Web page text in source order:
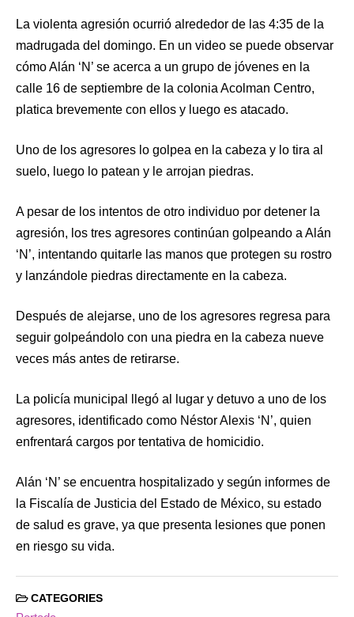
La violenta agresión ocurrió alrededor de las 4:35 de la
madrugada del domingo. En un video se puede observar
cómo Alán ‘N’ se acerca a un grupo de jóvenes en la
calle 16 de septiembre de la colonia Acolman Centro,
platica brevemente con ellos y luego es atacado.
Uno de los agresores lo golpea en la cabeza y lo tira al
suelo, luego lo patean y le arrojan piedras.
A pesar de los intentos de otro individuo por detener la
agresión, los tres agresores continúan golpeando a Alán
‘N’, intentando quitarle las manos que protegen su rostro
y lanzándole piedras directamente en la cabeza.
Después de alejarse, uno de los agresores regresa para
seguir golpeándolo con una piedra en la cabeza nueve
veces más antes de retirarse.
La policía municipal llegó al lugar y detuvo a uno de los
agresores, identificado como Néstor Alexis ‘N’, quien
enfrentará cargos por tentativa de homicidio.
Alán ‘N’ se encuentra hospitalizado y según informes de
la Fiscalía de Justicia del Estado de México, su estado
de salud es grave, ya que presenta lesiones que ponen
en riesgo su vida.
CATEGORIES